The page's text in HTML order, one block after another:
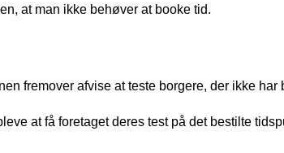
at man ikke behøver at booke tid.
fremover afvise at teste borgere, der ikke har
at få foretaget deres test på det bestilte